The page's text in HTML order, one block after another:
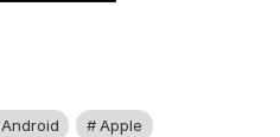
Android Apple